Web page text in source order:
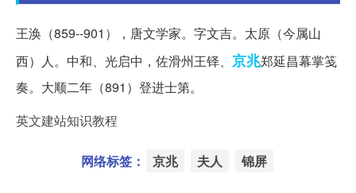
王涣（859--901），唐文学家。字文吉。太原（今属山
西）人。中和、光启中，佐滑州王铎、 京兆郑延昌幕掌笺
奏。大顺二年（891）登进士第。
英文建站知识教程
网络标签： 京兆 夫人 锦屏